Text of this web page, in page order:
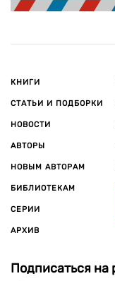
КНИГИ
СТАТЬИ И ПОДБОРКИ
НОВОСТИ
АВТОРЫ
НОВЫМ АВТОРАМ
БИБЛИОТЕКАМ
СЕРИИ
АРХИВ
Подписаться на